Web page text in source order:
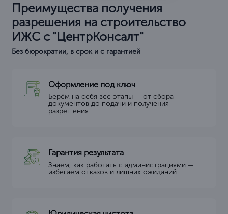
Преимущества получения
разрешения на строительство
ИЖС с "ЦентрКонсалт"
Без бюрократии, в срок и с гарантией
Оформление под ключ
Берём на себя все этапы — от сбора
документов до подачи и получения
разрешения
Гарантия результата
Знаем, как работать с администрациями —
избегаем отказов и лишних ожиданий